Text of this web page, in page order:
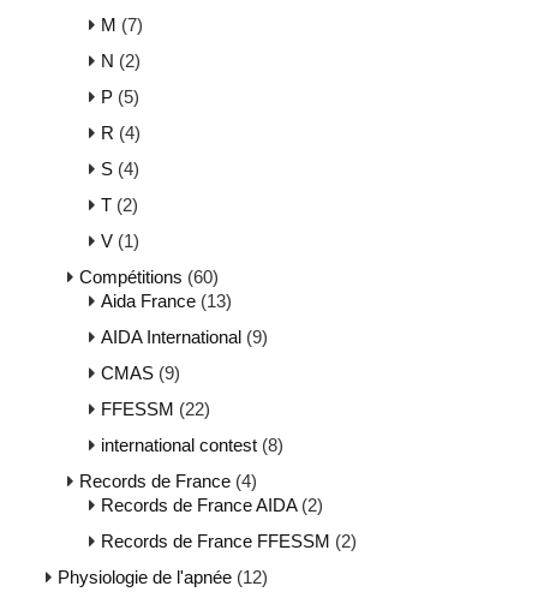
M (7)
N (2)
P (5)
R (4)
S (4)
T (2)
V (1)
Compétitions (60)
Aida France (13)
AIDA International (9)
CMAS (9)
FFESSM (22)
international contest (8)
Records de France (4)
Records de France AIDA(2)
Records de France FFESSM (2)
Physiologie de l'apnée (12)